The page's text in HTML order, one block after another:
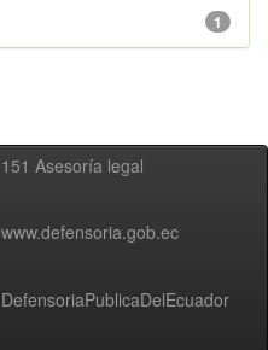
1
151 Asesoría legal
www.defensoria.gob.ec
DefensoriaPublicaDelEcuador